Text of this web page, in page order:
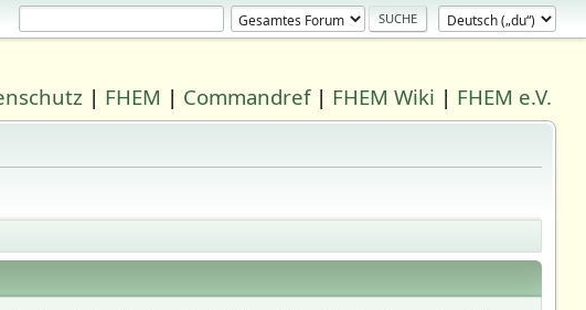
| FHEM | Commandref| FHEM Wiki | FHEM e.V.